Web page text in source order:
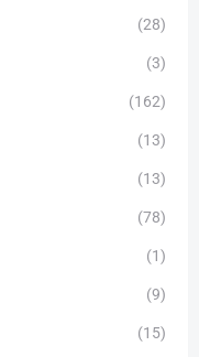
(28)
(3)
(162)
(13)
(13)
(78)
(1)
(9)
(15)